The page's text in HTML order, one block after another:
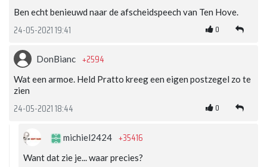
Ben echt benieuwd naar de afscheidspeech van Ten Hove.
24-05-2021 19:41 0
DonBianc +2594
Wat een armoe. Held Pratto kreeg een eigen postzegel zo te
zien
24-05-2021 18:44 0
michiel2424 +35416
Want dat zie je... waar precies?